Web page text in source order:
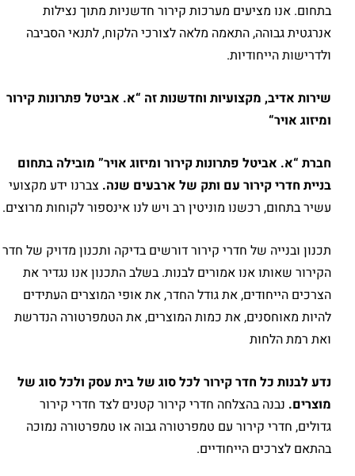
בתחום. אנו מציעים מערכות קירור חדשניות מתוך נצילות
אנרגטית גבוהה, התאמה מלאה לצורכי הלקוח, לתנאי הסביבה
ולדרישות הייחודיות.
שירות אדיב, מקצועיות וחדשנות זה “א. אביטל פתרונות קירור
ומיזוג אויר“
חברת “א. אביטל פתרונות קירור ומיזוג אויר” מובילה בתחום
בניית חדרי קירור עם ותק של ארבעים שנה. צברנו ידע מקצועי
עשיר בתחום, רכשנו מוניטין רב ויש לנו אינספור לקוחות מרוצים.
תכנון ובנייה של חדרי קירור דורשים בדיקה ותכנון מדויק של חדר
הקירור שאותו אנו אמורים לבנות. בשלב התכנון אנו נגדיר את
הצרכים הייחודים, את גודל החדר, את אופי המוצרים העתידים
להיות מאוחסנים, את כמות המוצרים, את הטמפרטורה הנדרשת
ואת רמת הלחות
נדע לבנות כל חדר קירור לכל סוג של בית עסק ולכל סוג של
מוצרים. נבנה בהצלחה חדרי קירור קטנים לצד חדרי קירור
גדולים, חדרי קירור עם טמפרטורה גבוה או טמפרטורה נמוכה
בהתאם לצרכים הייחודיים.